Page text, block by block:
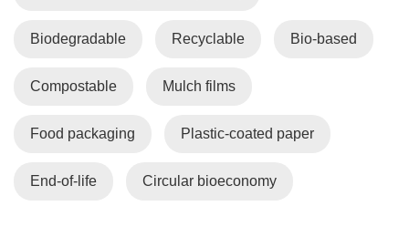
Biodegradable Recyclable Bio-based
Compostable Mulch films
Food packaging Plastic-coated paper
End-of-life Circular bioeconomy